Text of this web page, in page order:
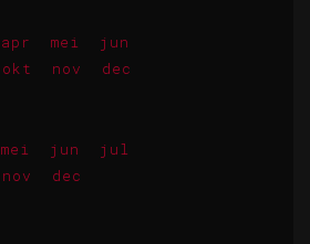
apr mei
jun
okt nov dec
mei jun
jul
nov dec